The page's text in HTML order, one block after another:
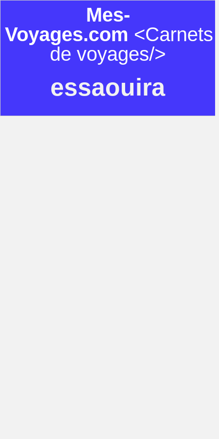
Mes-
Voyages.com <Carnets
de voyages/>
essaouira